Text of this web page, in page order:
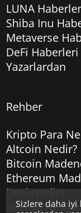
LUNA
Shiba Inu
Metaverse
DeFi Haberleri
Yazarlardan
Rehber
Kripto Para
Altcoin Nedir?
Bitcoin
Ethereum
DeFi Nedir?
Bitcoin
Sizlere daha